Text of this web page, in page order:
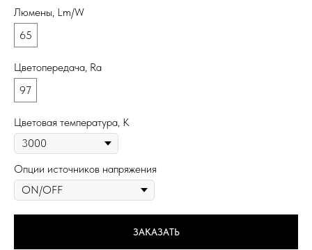
Люмены, Lm/W
65
Цветопередача, Ra
97
Цветовая температура, К
Опции источников напряжения
ЗАКАЗАТЬ